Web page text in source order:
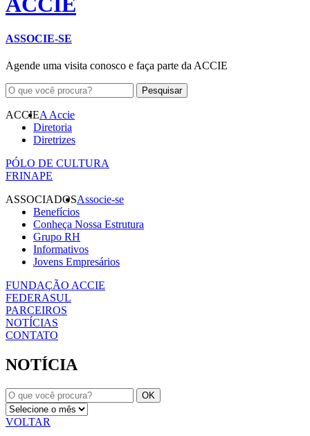
ASSOCIE-SE
Agende uma visita conosco e faça parte da ACCIE
ACCIEA Accie
Diretoria
Diretrizes
PÓLO DE CULTURA
FRINAPE
ASSOCIADOSAssocie-se
Benefícios
Conheça Nossa Estrutura
Grupo RH
Informativos
Jovens Empresários
FUNDAÇÃO ACCIE
FEDERASUL
PARCEIROS
NOTÍCIAS
CONTATO
NOTÍCIA
VOLTAR